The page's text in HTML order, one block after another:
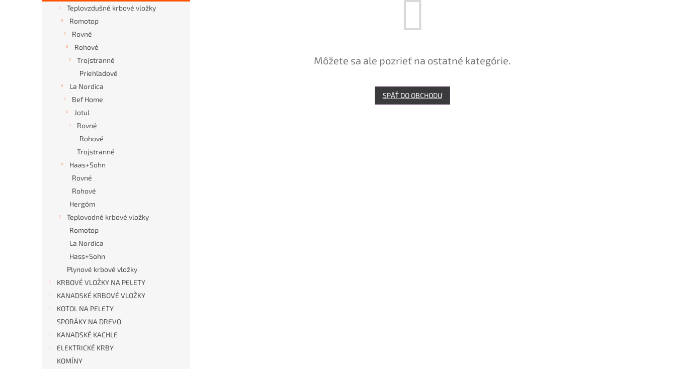
Teplovzdušné krbové vložky
Romotop
Rovné
Rohové
Trojstranné
Priehľadové
La Nordica
Bef Home
Jotul
Rovné
Rohové
Trojstranné
Haas+Sohn
Rovné
Rohové
Hergóm
Teplovodné krbové vložky
Romotop
La Nordica
Hass+Sohn
Plynové krbové vložky
KRBOVÉ VLOŽKY NA PELETY
KANADSKÉ KRBOVÉ VLOŽKY
KOTOL NA PELETY
SPORÁKY NA DREVO
KANADSKÉ KACHLE
ELEKTRICKÉ KRBY
KOMÍNY
Môžete sa ale pozrieť na ostatné kategórie.
SPÄŤ DO OBCHODU